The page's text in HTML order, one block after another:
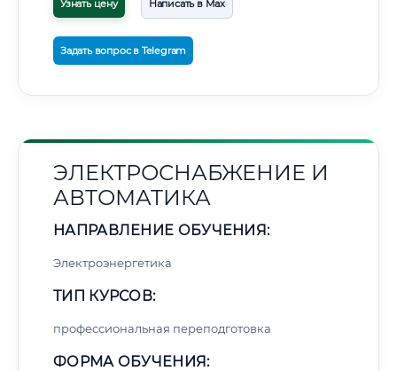
Узнать цену Написать в Max
Задать вопрос в Telegram
ЭЛЕКТРОСНАБЖЕНИЕ И
АВТОМАТИКА
НАПРАВЛЕНИЕ ОБУЧЕНИЯ:
Электроэнергетика
ТИП КУРСОВ:
профессиональная переподготовка
ФОРМА ОБУЧЕНИЯ: